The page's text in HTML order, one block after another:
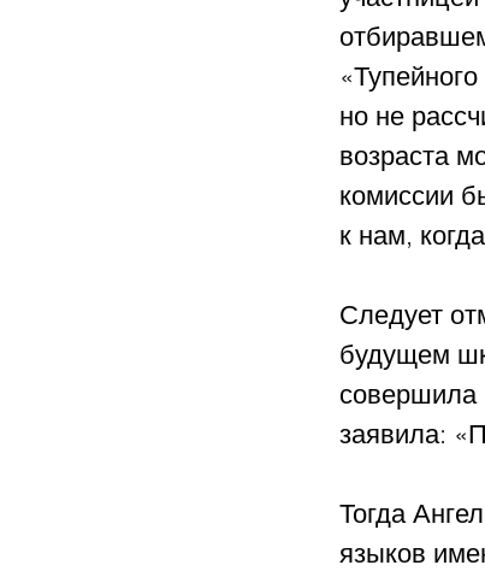
но не
возраста
комиссии
к нам,
Следует
будущем
совершила
заявила:
Тогда
языков